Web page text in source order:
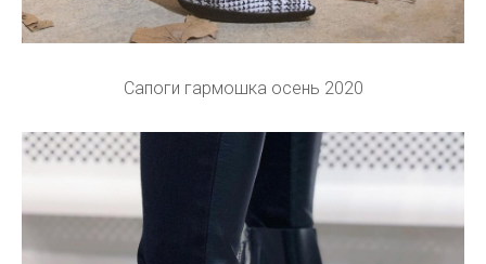
Сапоги гармошка осень 2020